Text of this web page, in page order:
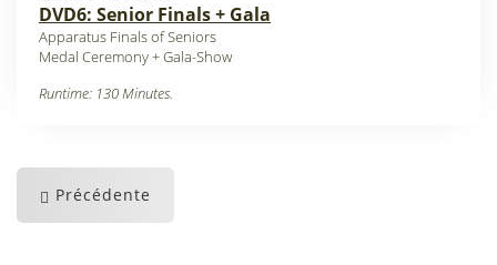
DVD6: Senior Finals + Gala
Apparatus Finals of Seniors
Medal Ceremony + Gala-Show
Runtime: 130 Minutes.
Précédente